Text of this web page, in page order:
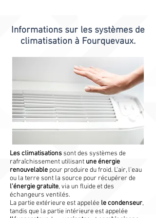
Informations sur les systèmes de
climatisation à Fourquevaux.
Les climatisations sont des systèmes de
rafraîchissement utilisant une énergie
renouvelable pour produire du froid. L'air, l'eau
ou la terre sont la source pour récupérer de
l'énergie gratuite, via un fluide et des
échangeurs ventilés.
La partie extérieure est appelée le condenseur,
tandis que la partie intérieure est appelée